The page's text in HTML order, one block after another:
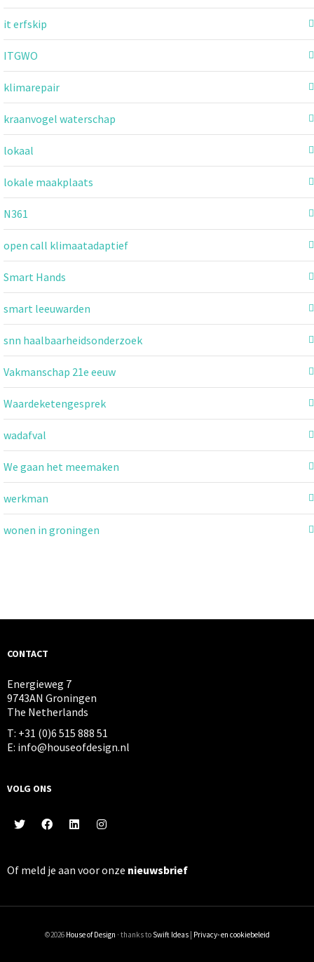
it erfskip
ITGWO
klimarepair
kraanvogel waterschap
lokaal
lokale maakplaats
N361
open call klimaatadaptief
Smart Hands
smart leeuwarden
snn haalbaarheidsonderzoek
Vakmanschap 21e eeuw
Waardeketengesprek
wadafval
We gaan het meemaken
werkman
wonen in groningen
CONTACT
Energieweg 7
9743AN Groningen
The Netherlands
T: +31 (0)6 515 888 51
E: info@houseofdesign.nl
VOLG ONS
Of meld je aan voor onze nieuwsbrief
©2026 House of Design · thanks to Swift Ideas| Privacy- en cookiebeleid